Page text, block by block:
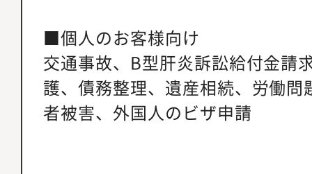
■個人のお客様向け
交通事故、B型肝炎訴訟給付金請
護、債務整理、遺産相続、労働
者被害、外国人のビザ申請